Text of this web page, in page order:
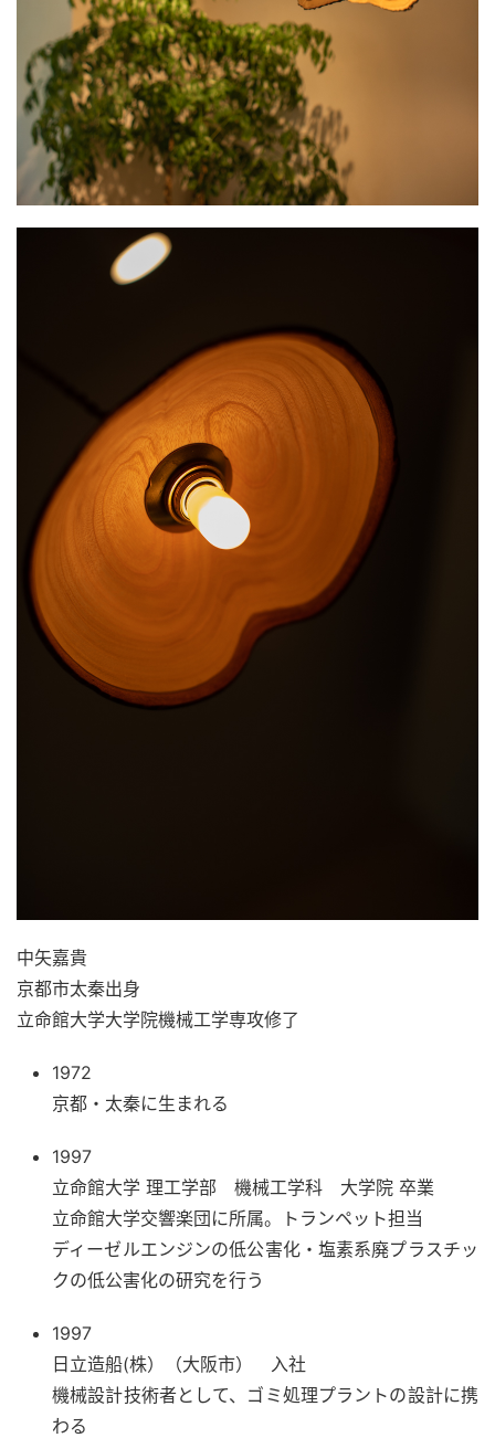
中矢嘉貴
京都市太秦出身
立命館大学大学院機械工学専攻修了
1972
京都・太秦に生まれる
​1997
立命館大学 理工学部 機械工学科 大学院 卒業
立命館大学交響楽団に所属。トランペット担当
ディーゼルエンジンの低公害化・塩素系廃プラスチッ
クの低公害化の研究を行う
​1997
日立造船(株）（大阪市） 入社
機械設計技術者として、ゴミ処理プラントの設計に携
わる